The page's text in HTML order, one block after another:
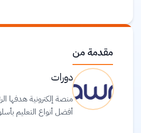
مقدمة من
دورات
منصة إلكترونية هدفها
أفضل أنواع التعليم